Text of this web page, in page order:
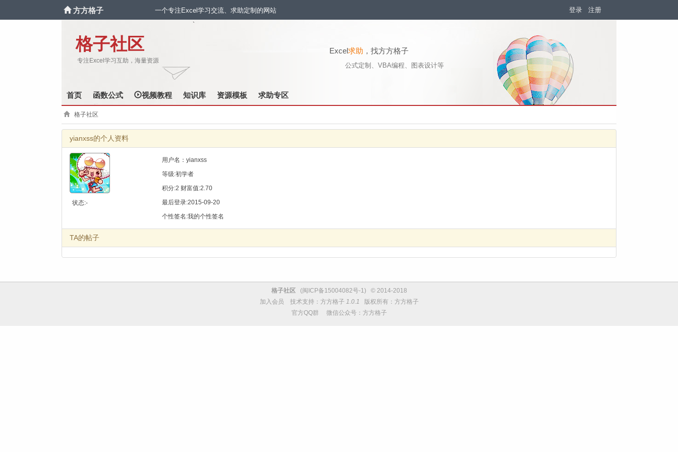
方方格子 一个专注Excel学习交流、求助定制的网站 登录 注册
格子社区
专注Excel学习互助，海量资源
Excel求助 ，找方方格子
公式定制、VBA编程、图表设计等
`
首页 函数公式 视频教程 知识库 资源模板 求助专区
格子社区
yianxss的个人资料
状态:-
用户名：yianxss
等级:初学者
积分:2 财富值:2.70
最后登录:2015-09-20
个性签名:我的个性签名
TA的帖子
格子社区(闽ICP备15004082号-1) © 2014-2018
加入会员 技术支持： 方方格子 1.0.1 版权所有：方方格子
官方QQ群 微信公众号：方方格子